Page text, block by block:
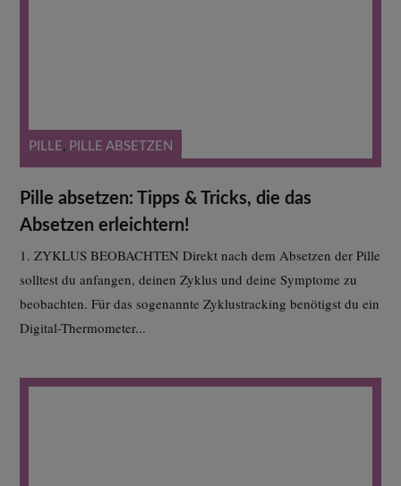
PILLE, PILLE ABSETZEN
Pille absetzen: Tipps & Tricks, die das
Absetzen erleichtern!
1. ZYKLUS BEOBACHTEN Direkt nach dem Absetzen der Pille
solltest du anfangen, deinen Zyklus und deine Symptome zu
beobachten. Für das sogenannte Zyklustracking benötigst du ein
Digital-Thermometer...